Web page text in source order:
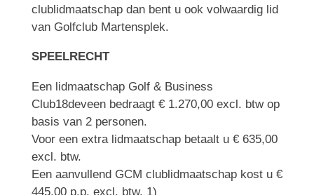
clublidmaatschap dan bent u ook volwaardig lid
van Golfclub Martensplek.
SPEELRECHT
Een lidmaatschap Golf & Business
Club18deveen bedraagt € 1.270,00 excl. btw op
basis van 2 personen.
Voor een extra lidmaatschap betaalt u € 635,00
excl. btw.
Een aanvullend GCM clublidmaatschap kost u €
445,00 p.p. excl. btw. 1)